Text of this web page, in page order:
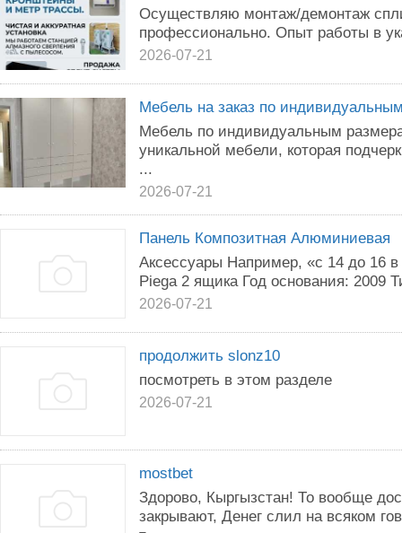
Осуществляю монтаж/демонтаж
профессионально. Опыт работы в
2026-07-21
Мебель на заказ по
Мебель по индивидуальным
уникальной мебели, которая
...
2026-07-21
Панель Композитная Алюминиевая
Аксессуары Например, «с 14 до 16
Piega 2 ящика Год основания: 2009
2026-07-21
продолжить slonz10
посмотреть в этом разделе
2026-07-21
mostbet
Здорово, Кыргызстан! То вообще
закрывают, Денег слил на всяком